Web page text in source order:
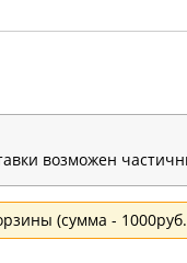
возможен
(сумма -